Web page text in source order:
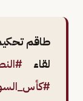
طاقم
لقاء